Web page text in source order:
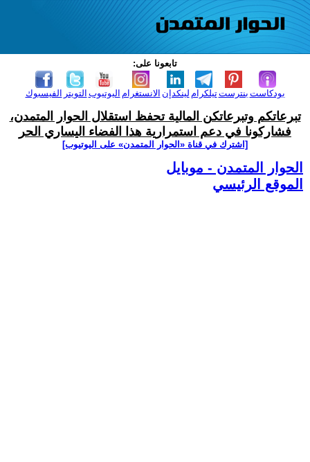
تابعونا على:
الفيسبوك التويتر اليوتيوب الانستغرام لينكدإن تيلكرامبنترست بودكاست
تبرعاتكم وتبرعاتكن المالية تحفظ استقلال الحوار المتمدن،
فشاركونا في دعم استمرارية هذا الفضاء اليساري الحر
[اشترك في قناة ‫«الحوار المتمدن» على اليوتيوب]
الحوار المتمدن - موبايل
الموقع الرئيسي